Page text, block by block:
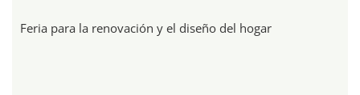
Feria para la renovación y el diseño del hogar